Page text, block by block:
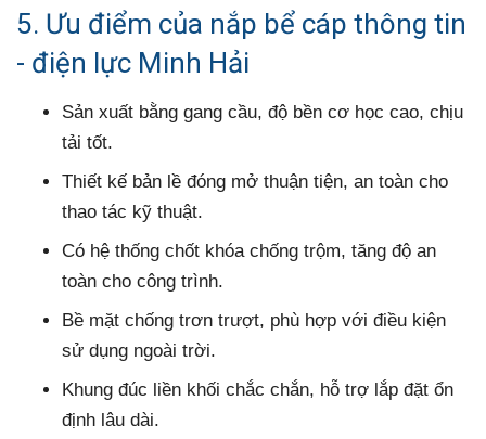
5. Ưu điểm của nắp bể cáp thông tin
- điện lực Minh Hải
Sản xuất bằng gang cầu, độ bền cơ học cao, chịu
tải tốt.
Thiết kế bản lề đóng mở thuận tiện, an toàn cho
thao tác kỹ thuật.
Có hệ thống chốt khóa chống trộm, tăng độ an
toàn cho công trình.
Bề mặt chống trơn trượt, phù hợp với điều kiện
sử dụng ngoài trời.
Khung đúc liền khối chắc chắn, hỗ trợ lắp đặt ổn
định lâu dài.